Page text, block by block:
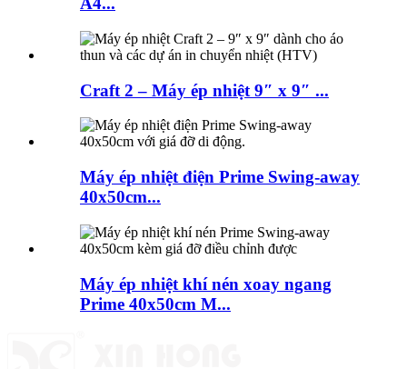
Craft 2 – Máy ép nhiệt 9″ x 9″ ...
Máy ép nhiệt điện Prime Swing-away
40x50cm...
Máy ép nhiệt khí nén xoay ngang
Prime 40x50cm M...